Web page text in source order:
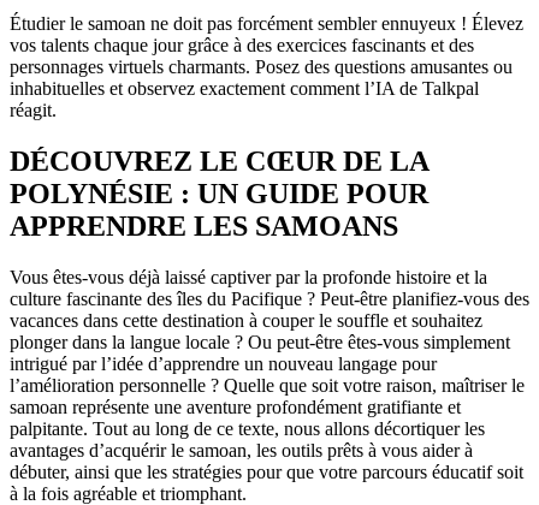
Étudier le samoan ne doit pas forcément sembler ennuyeux ! Élevez
vos talents chaque jour grâce à des exercices fascinants et des
personnages virtuels charmants. Posez des questions amusantes ou
inhabituelles et observez exactement comment l’IA de Talkpal
réagit.
DÉCOUVREZ LE CŒUR DE LA
POLYNÉSIE : UN GUIDE POUR
APPRENDRE LES SAMOANS
Vous êtes-vous déjà laissé captiver par la profonde histoire et la
culture fascinante des îles du Pacifique ? Peut-être planifiez-vous des
vacances dans cette destination à couper le souffle et souhaitez
plonger dans la langue locale ? Ou peut-être êtes-vous simplement
intrigué par l’idée d’apprendre un nouveau langage pour
l’amélioration personnelle ? Quelle que soit votre raison, maîtriser le
samoan représente une aventure profondément gratifiante et
palpitante. Tout au long de ce texte, nous allons décortiquer les
avantages d’acquérir le samoan, les outils prêts à vous aider à
débuter, ainsi que les stratégies pour que votre parcours éducatif soit
à la fois agréable et triomphant.